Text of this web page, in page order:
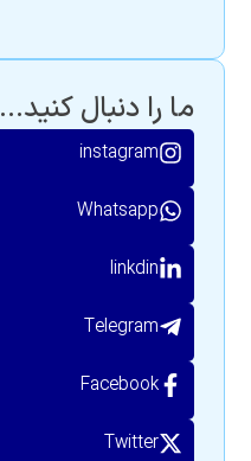
ما را دنبال کنید...
instagram
Whatsapp
linkdin
Telegram
Facebook
Twitter